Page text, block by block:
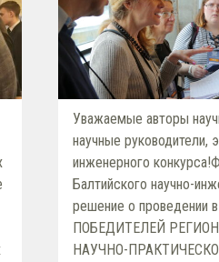
Уважаемые авторы
научные руководители,
инженерного
Балтийского научно-
решение о проведении
ПОБЕДИТЕЛЕЙ
НАУЧНО-